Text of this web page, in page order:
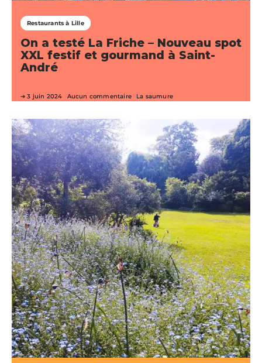
Restaurants à Lille
On a testé La Friche – Nouveau spot
XXL festif et gourmand à Saint-
André
3 juin 2024 Aucun commentaire La saumure